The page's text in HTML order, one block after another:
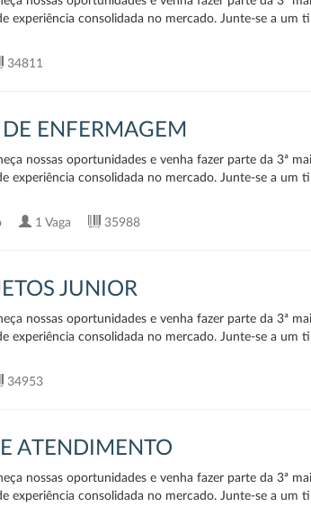
experiência consolidada no mercado. Junte-se a
34811
ENFERMAGEM
nossas oportunidades e venha fazer parte da 3ª
experiência consolidada no mercado. Junte-se a
1 Vaga 35988
JUNIOR
nossas oportunidades e venha fazer parte da 3ª
experiência consolidada no mercado. Junte-se a
34953
ATENDIMENTO
nossas oportunidades e venha fazer parte da 3ª
experiência consolidada no mercado. Junte-se a